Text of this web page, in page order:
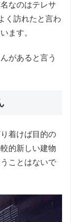
なのはテレサ
く訪れたと言わ
ます。
があると言う
着けば目的の
的新しい建物
ことはないで